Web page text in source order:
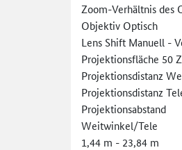
Zoom-Verhältnis des
Objektiv Optisch
Lens Shift Manuell -
Projektionsfläche 50
Projektionsdistanz
Projektionsdistanz
Projektionsabstand
Weitwinkel/Tele
1,44 m - 23,84 m